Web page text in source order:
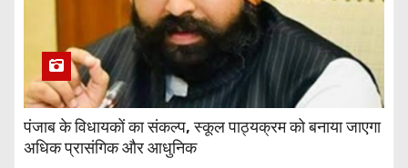
पंजाब के विधायकों का संकल्प, स्कूल पाठ्यक्रम को बनाया जाएगा
अधिक प्रासंगिक और आधुनिक